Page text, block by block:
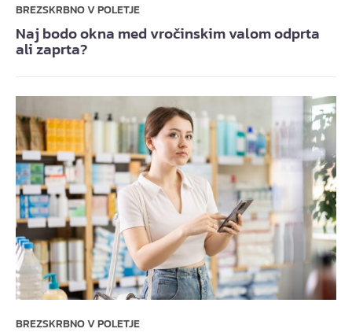
BREZSKRBNO V POLETJE
Naj bodo okna med vročinskim valom odprta
ali zaprta?
BREZSKRBNO V POLETJE